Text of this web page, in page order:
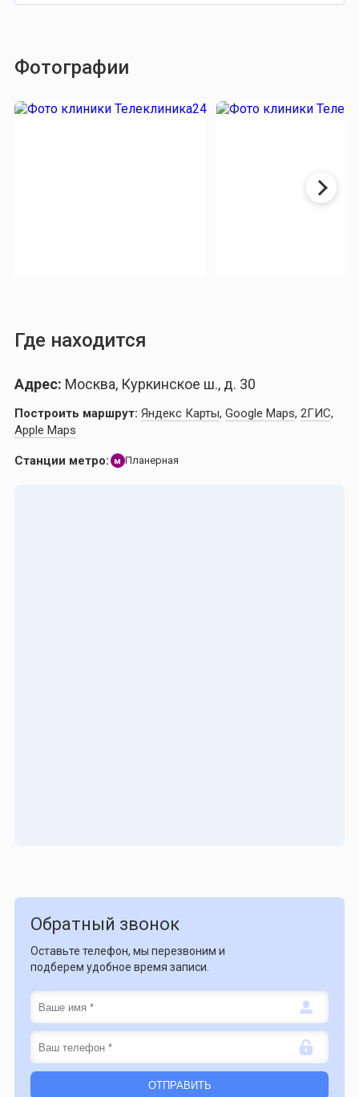
Фотографии
Где находится
Адрес: Москва, Куркинское ш., д. 30
Построить маршрут: Яндекс Карты, Google Maps, 2ГИС,
Apple Maps
Станции метро: м Планерная
Обратный звонок
Оставьте телефон, мы перезвоним и
подберем удобное время записи.